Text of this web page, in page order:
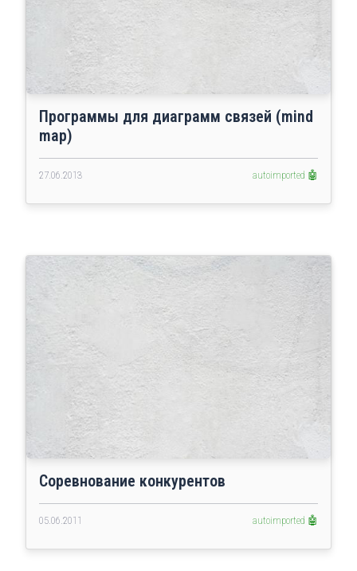
Программы для диаграмм связей (mind
map)
27.06.2013 autoimported 🤖
Соревнование конкурентов
05.06.2011 autoimported 🤖